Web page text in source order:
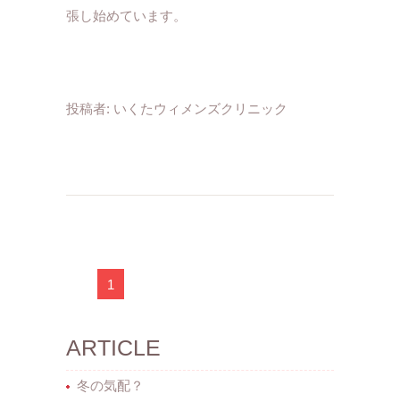
張し始めています。
投稿者: いくたウィメンズクリニック
1
ARTICLE
冬の気配？